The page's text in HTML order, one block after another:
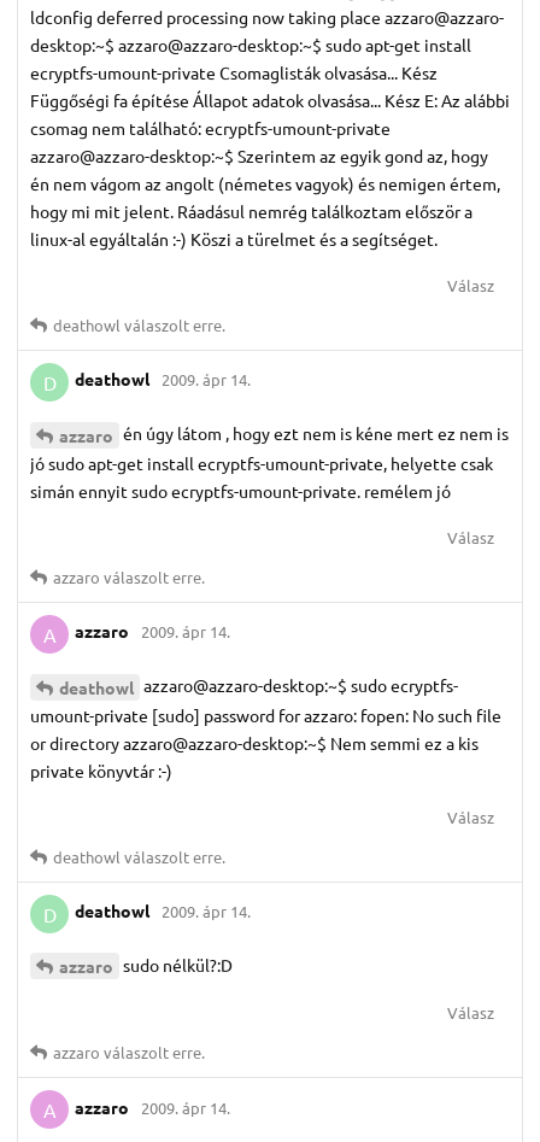
ldconfig deferred processing now taking place azzaro@azzaro-
desktop:~$ azzaro@azzaro-desktop:~$ sudo apt-get install
ecryptfs-umount-private Csomaglisták olvasása... Kész
Függőségi fa építése Állapot adatok olvasása... Kész E: Az alábbi
csomag nem található: ecryptfs-umount-private
azzaro@azzaro-desktop:~$ Szerintem az egyik gond az, hogy
én nem vágom az angolt (németes vagyok) és nemigen értem,
hogy mi mit jelent. Ráadásul nemrég találkoztam először a
linux-al egyáltalán :-) Köszi a türelmet és a segítséget.
Válasz
deathowl válaszolt erre.
D deathowl 2009. ápr 14.
azzaro én úgy látom , hogy ezt nem is kéne mert ez nem is
jó sudo apt-get install ecryptfs-umount-private, helyette csak
simán ennyit sudo ecryptfs-umount-private. remélem jó
Válasz
azzaro válaszolt erre.
A azzaro 2009. ápr 14.
deathowl azzaro@azzaro-desktop:~$ sudo ecryptfs-
umount-private [sudo] password for azzaro: fopen: No such file
or directory azzaro@azzaro-desktop:~$ Nem semmi ez a kis
private könyvtár :-)
Válasz
deathowl válaszolt erre.
D deathowl 2009. ápr 14.
azzaro sudo nélkül?:D
Válasz
azzaro válaszolt erre.
A azzaro 2009. ápr 14.